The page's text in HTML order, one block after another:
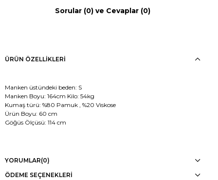
Sorular (0) ve Cevaplar (0)
ÜRÜN ÖZELLIKLERI
Manken üstündeki beden: S
Manken Boyu: 164cm Kilo: 54kg
Kumaş türü: %80 Pamuk , %20 Viskose
Ürün Boyu: 60 cm
Göğüs Ölçüsü: 114 cm
YORUMLAR(0)
ÖDEME SEÇENEKLERI